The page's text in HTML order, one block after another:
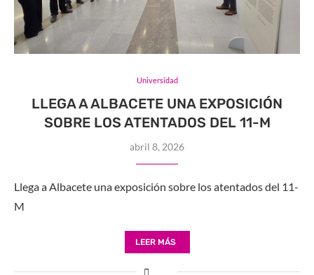
Universidad
LLEGA A ALBACETE UNA EXPOSICIÓN
SOBRE LOS ATENTADOS DEL 11-M
abril 8, 2026
Llega a Albacete una exposición sobre los atentados del 11-
M
LEER MÁS